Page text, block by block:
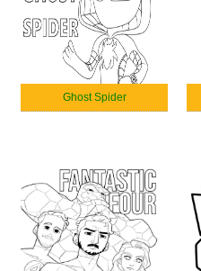
Ghost Spider